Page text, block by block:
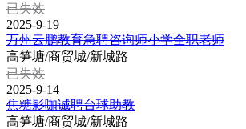
已失效
2025-9-19
万州云鹏教育急聘咨询师小学全职老师
高笋塘/商贸城/新城路
已失效
2025-9-14
焦糖影咖诚聘台球助教
高笋塘/商贸城/新城路